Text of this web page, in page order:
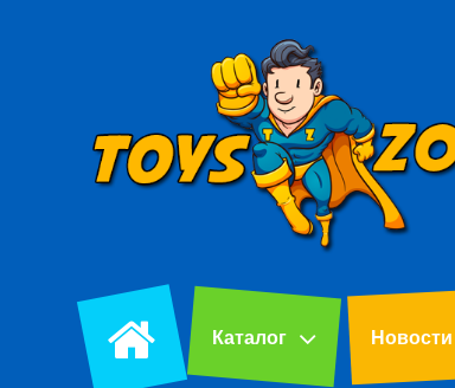
Каталог Новости